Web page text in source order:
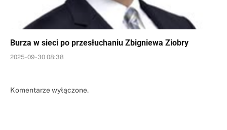
Burza w sieci po przesłuchaniu Zbigniewa Ziobry
2025-09-30 08:38
Komentarze wyłączone.